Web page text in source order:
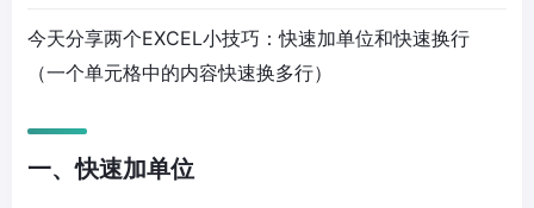
今天分享两个EXCEL小技巧：快速加单位和快速换行
（一个单元格中的内容快速换多行）
一、快速加单位